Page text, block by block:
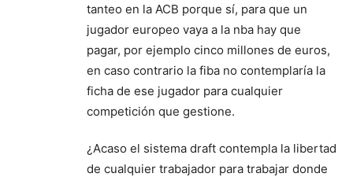
tanteo en la ACB porque sí, para que un
jugador europeo vaya a la nba hay que
pagar, por ejemplo cinco millones de euros,
en caso contrario la fiba no contemplaría la
ficha de ese jugador para cualquier
competición que gestione.
¿Acaso el sistema draft contempla la libertad
de cualquier trabajador para trabajar donde